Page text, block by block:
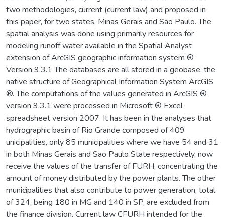
two methodologies, current (current law) and proposed in
this paper, for two states, Minas Gerais and São Paulo. The
spatial analysis was done using primarily resources for
modeling runoff water available in the Spatial Analyst
extension of ArcGIS geographic information system ®
Version 9.3.1 The databases are all stored in a geobase, the
native structure of Geographical Information System ArcGIS
®. The computations of the values generated in ArcGIS ®
version 9.3.1 were processed in Microsoft ® Excel
spreadsheet version 2007. It has been in the analyses that
hydrographic basin of Rio Grande composed of 409
unicipalities, only 85 municipalities where we have 54 and 31
in both Minas Gerais and Sao Paulo State respectively, now
receive the values of the transfer of FURH, concentrating the
amount of money distributed by the power plants. The other
municipalities that also contribute to power generation, total
of 324, being 180 in MG and 140 in SP, are excluded from
the finance division. Current law CFURH intended for the